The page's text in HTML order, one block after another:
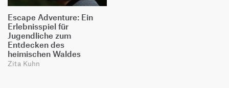
Escape Adventure: Ein
Erlebnisspiel für
Jugendliche zum
Entdecken des
heimischen Waldes
Zita Kuhn